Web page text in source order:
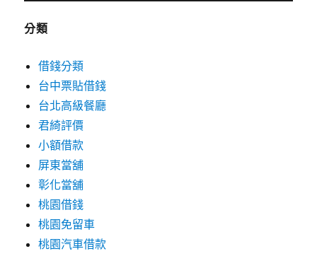
分類
借錢分類
台中票貼借錢
台北高級餐廳
君綺評價
小額借款
屏東當舖
彰化當舖
桃園借錢
桃園免留車
桃園汽車借款